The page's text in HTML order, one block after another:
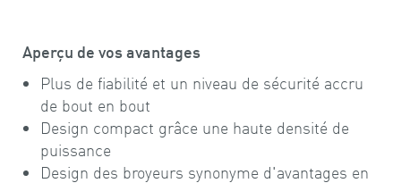
Aperçu de vos avantages
Plus de fiabilité et un niveau de sécurité accru
de bout en bout
Design compact grâce une haute densité de
puissance
Design des broyeurs synonyme d'avantages en